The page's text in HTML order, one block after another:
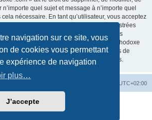
navigation sur ce site, vous
de cookies vous permettant
expérience de navigation
plus…
J’accepte
quel sujet et message à n’importe quel
nécessaire. En tant qu’utilisateur, vous acceptez
que vous avez renseignées soient enregistrées
Bien que ces informations ne seront pas
sans votre consentement, ni « forum - orthodoxe
être tenus comme responsables en cas de
visant à compromettre vos données.
UTC+02:00
phpBB® Forum Software © phpBB Limited
©